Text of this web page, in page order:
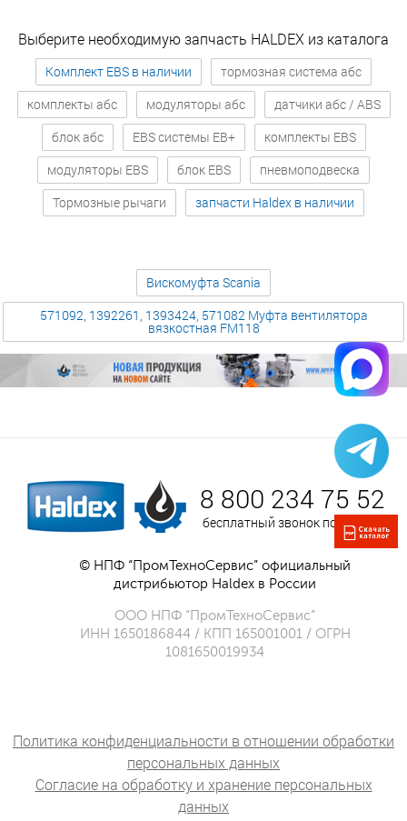
Выберите необходимую запчасть HALDEX из каталога
Комплект EBS в наличии
тормозная система абс
комплекты абс
модуляторы абс
датчики абс / ABS
блок абс
EBS системы EB+
комплекты EBS
модуляторы EBS
блок EBS
пневмоподвеска
Тормозные рычаги
запчасти Haldex в наличии
Вискомуфта Scania
571092, 1392261, 1393424, 571082 Муфта вентилятора
вязкостная FM118
8 800 234 75 52
бесплатный звонок по России
© НПФ “ПромТехноСервис” официальный
дистрибьютор Haldex в России
ООО НПФ “ПромТехноСервис”
ИНН 1650186844 / КПП 165001001 / ОГРН
1081650019934
Политика конфиденциальности в отношении обработки
персональных данных
Согласие на обработку и хранение персональных
данных